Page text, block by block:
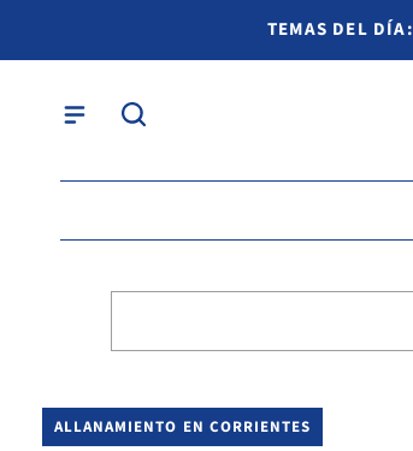
TEMAS DEL DÍA:
ALLANAMIENTO EN CORRIENTES